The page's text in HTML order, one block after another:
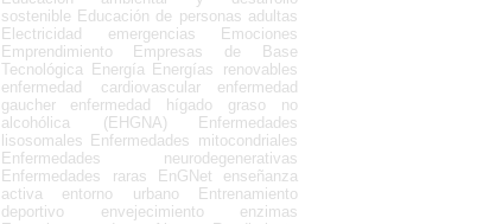
sostenible Educación de personas adultas
Electricidad
emergencias
Emociones
Emprendimiento
Empresas de Base
Tecnológica Energía Energías renovables
enfermedad cardiovascular
enfermedad
gaucher
enfermedad hígado graso no
alcohólica (EHGNA)
Enfermedades
lisosomales Enfermedades mitocondriales
Enfermedades neurodegenerativas
Enfermedades raras
EnGNet
enseñanza
activa
entorno urbano
Entrenamiento
deportivo
envejecimiento
enzimas